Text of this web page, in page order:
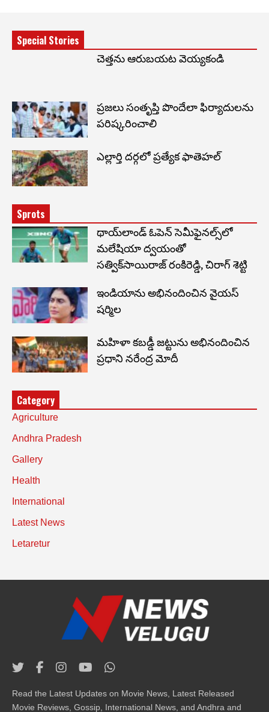
Special Stories
చెత్తను ఆరుబయట వెయ్యకండి
ప్రజలు సంతృప్తి పొందేలా ఫిర్యాదులను
పరిష్కరించాలి
ఎల్లార్తి దర్గలో ప్రత్యేక ఫాతెహల్
Sprots
థాయ్‌లాండ్ ఓపెన్ సెమీఫైనల్స్‌లో
మలేషియా ద్వయంతో
సత్విక్‌సాయిరాజ్ రంకిరెడ్డి, చిరాగ్ శెట్టి
ఇండియాను అభినందించిన వైయస్
షర్మిల
మహిళా కబడ్డీ జట్టును అభినందించిన
ప్రధాని నరేంద్ర మోదీ
Category
Agriculture
Andhra Pradesh
Gallery
Health
International
Latest News
Letaretur
Read the Latest Updates on Movie News, Latest Released
Movie Reviews, Gossip, International News, and Andhra and